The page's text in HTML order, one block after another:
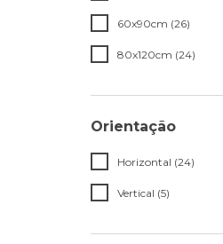
60x90cm (26)
80x120cm (24)
Orientação
Horizontal (24)
Vertical (5)